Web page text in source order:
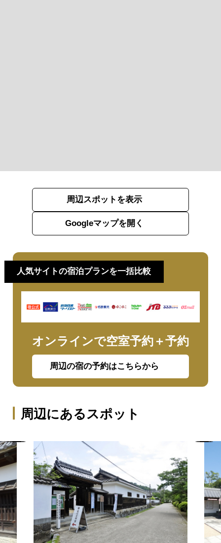
周辺スポットを表示
Googleマップを開く
人気サイトの宿泊プランを一括比較
オンラインで空室予約＋予約
周辺の宿の予約はこちらから
周辺にあるスポット